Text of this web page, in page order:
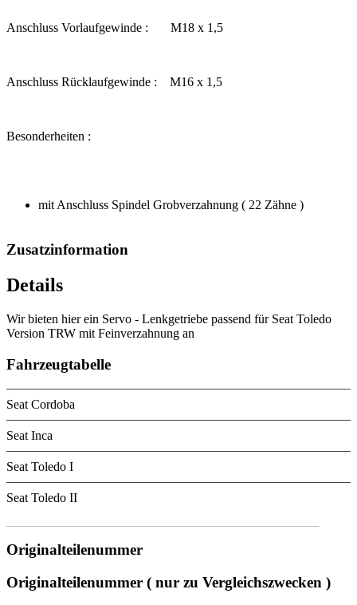
Anschluss Vorlaufgewinde : M18 x 1,5
Anschluss Rücklaufgewinde : M16 x 1,5
Besonderheiten :
mit Anschluss Spindel Grobverzahnung ( 22 Zähne )
Zusatzinformation
Details
Wir bieten hier ein Servo - Lenkgetriebe passend für Seat Toledo
Version TRW mit Feinverzahnung an
Fahrzeugtabelle
Seat Cordoba
Seat Inca
Seat Toledo I
Seat Toledo II
Originalteilenummer
Originalteilenummer ( nur zu Vergleichszwecken )